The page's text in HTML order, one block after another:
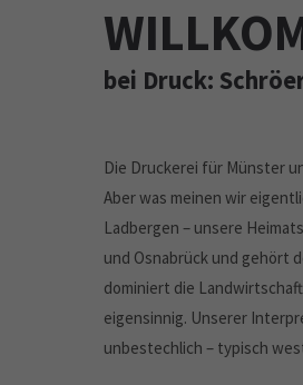
bei Druck:
Die Druckerei für Münster
Aber was meinen wir
Ladbergen – unsere
und Osnabrück und gehört
dominiert die
eigensinnig. Unserer
unbestechlich – typisch